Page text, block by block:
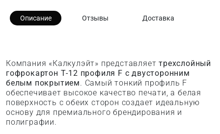
Описание Отзывы Доставка
Компания «Калкулэйт» представляеттрехслойный
гофрокартон Т-12 профиля F с двусторонним
белым покрытием. Самый тонкий профиль F
обеспечивает высокое качество печати, а белая
поверхность с обеих сторон создает идеальную
основу для премиального брендирования и
полиграфии.